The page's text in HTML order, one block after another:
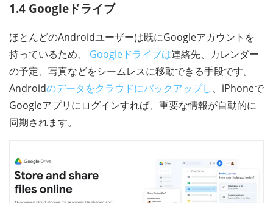
1.4 Googleドライブ
ほとんどのAndroidユーザーは既にGoogleアカウントを
持っているため、 Googleドライブは連絡先、カレンダー
の予定、写真などをシームレスに移動できる手段です。
Androidのデータをクラウドにバックアップし、iPhoneで
Googleアプリにログインすれば、重要な情報が自動的に
同期されます。